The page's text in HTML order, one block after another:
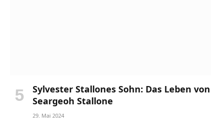
Sylvester Stallones Sohn: Das Leben von
Seargeoh Stallone
29. Mai 2024